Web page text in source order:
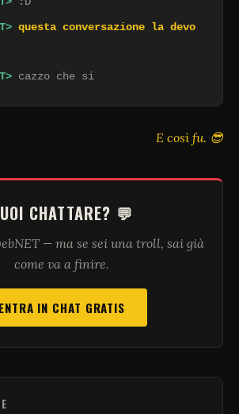
questa conversazione la devo
cazzo che si
E così fu. 😎
CHATTARE? 💬
— ma se sei una troll, sai già
come va a finire.
ENTRA IN CHAT GRATIS